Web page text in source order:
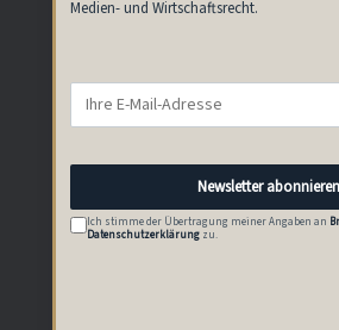
Medien- und Wirtschaftsrecht.
Mail-
Adresse
Newsletter abonnieren
Ich stimme der Übertragung meiner Angaben an
Datenschutzerklärung zu.